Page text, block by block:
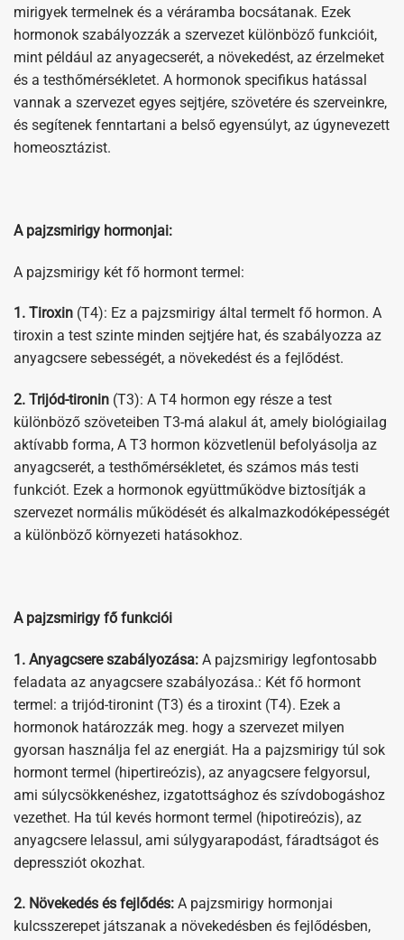
mirigyek termelnek és a véráramba bocsátanak. Ezek
hormonok szabályozzák a szervezet különböző funkcióit,
mint például az anyagecserét, a növekedést, az érzelmeket
és a testhőmérsékletet. A hormonok specifikus hatással
vannak a szervezet egyes sejtjére, szövetére és szerveinkre,
és segítenek fenntartani a belső egyensúlyt, az úgynevezett
homeosztázist.
A pajzsmirigy hormonjai:
A pajzsmirigy két fő hormont termel:
1. Tiroxin (T4): Ez a pajzsmirigy által termelt fő hormon. A
tiroxin a test szinte minden sejtjére hat, és szabályozza az
anyagcsere sebességét, a növekedést és a fejlődést.
2. Trijód-tironin (T3): A T4 hormon egy része a test
különböző szöveteiben T3-má alakul át, amely biológiailag
aktívabb forma, A T3 hormon közvetlenül befolyásolja az
anyagcserét, a testhőmérsékletet, és számos más testi
funkciót. Ezek a hormonok együttműködve biztosítják a
szervezet normális működését és alkalmazkodóképességét
a különböző környezeti hatásokhoz.
A pajzsmirigy fő funkciói
1. Anyagcsere szabályozása: A pajzsmirigy legfontosabb
feladata az anyagcsere szabályozása.: Két fő hormont
termel: a trijód-tironint (T3) és a tiroxint (T4). Ezek a
hormonok határozzák meg. hogy a szervezet milyen
gyorsan használja fel az energiát. Ha a pajzsmirigy túl sok
hormont termel (hipertireózis), az anyagcsere felgyorsul,
ami súlycsökkenéshez, izgatottsághoz és szívdobogáshoz
vezethet. Ha túl kevés hormont termel (hipotireózis), az
anyagcsere lelassul, ami súlygyarapodást, fáradtságot és
depressziót okozhat.
2. Növekedés és fejlődés: A pajzsmirigy hormonjai
kulcsszerepet játszanak a növekedésben és fejlődésben,